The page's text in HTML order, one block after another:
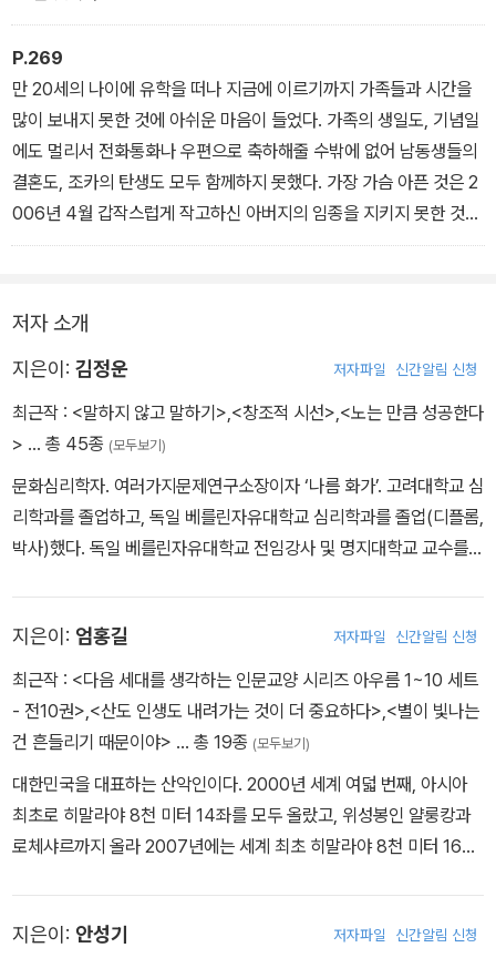
- 고려대로 가주세요(김정운 p.235)
P.269
만 20세의 나이에 유학을 떠나 지금에 이르기까지 가족들과 시간을
많이 보내지 못한 것에 아쉬운 마음이 들었다. 가족의 생일도, 기념일
에도 멀리서 전화통화나 우편으로 축하해줄 수밖에 없어 남동생들의
결혼도, 조카의 탄생도 모두 함께하지 못했다. 가장 가슴 아픈 것은 2
006년 4월 갑작스럽게 작고하신 아버지의 임종을 지키지 못한 것이
다.
저자 소개
지은이: 김정운 저자파일 신간알림 신청
최근작 : <말하지 않고 말하기>,<창조적 시선>,<노는 만큼 성공한다
> … 총 45종 (모두보기)
문화심리학자. 여러가지문제연구소장이자 ‘나름 화가’. 고려대학교 심
리학과를 졸업하고, 독일 베를린자유대학교 심리학과를 졸업(디플롬,
박사)했다. 독일 베를린자유대학교 전임강사 및 명지대학교 교수를
쓰고, 가끔 작은 배를 타고 나가 눈먼 고기도 잡는다. 베스트셀러 『창
조적 시선』, 『에디톨로지』를 비롯해 『바닷가 작업실에서는 전혀 다른
시간이 흐른다』, 『가끔은 격하게 외로워야 한다』, 『나는 아내와의 결
혼을 후회한다』, 『남자의 물건』, 『노는 만큼 성공한다』 등을 집필했
지은이: 엄홍길 저자파일 신간알림 신청
최근작 : <다음 세대를 생각하는 인문교양 시리즈 아우름 1~10 세트
- 전10권>,<산도 인생도 내려가는 것이 더 중요하다>,<별이 빛나는
건 흔들리기 때문이야> … 총 19종 (모두보기)
대한민국을 대표하는 산악인이다. 2000년 세계 여덟 번째, 아시아
최초로 히말라야 8천 미터 14좌를 모두 올랐고, 위성봉인 얄룽캉과
로체샤르까지 올라 2007년에는 세계 최초 히말라야 8천 미터 16좌
번 8천 미터 봉우리를 오르는 동안, 수없이 좌절하고 실패했으며 열
지은이: 안성기 저자파일 신간알림 신청